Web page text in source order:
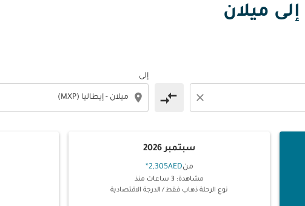
إلى ميلان
close
compare_arrows
إلى
location_on
سبتمبر 2026
من2,305AED
*
مشاهدة: 3 ساعات منذ
نوع الرحلة ذهاب فقط/ الدرجة الاقتصادية